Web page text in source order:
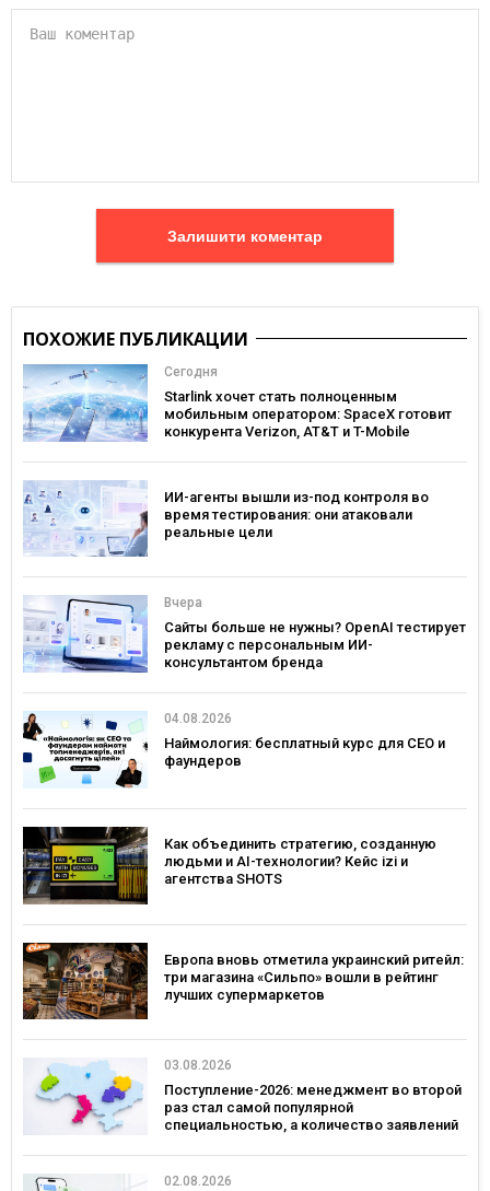
Залишити коментар
ПОХОЖИЕ ПУБЛИКАЦИИ
Сегодня
Starlink хочет стать полноценным
мобильным оператором: SpaceX готовит
конкурента Verizon, AT&T и T-Mobile
ИИ-агенты вышли из-под контроля во
время тестирования: они атаковали
реальные цели
Вчера
Сайты больше не нужны? OpenAI тестирует
рекламу с персональным ИИ-
консультантом бренда
04.08.2026
Наймология: бесплатный курс для CEO и
фаундеров
Как объединить стратегию, созданную
людьми и AI-технологии? Кейс izi и
агентства SHOTS
Европа вновь отметила украинский ритейл:
три магазина «Сильпо» вошли в рейтинг
лучших супермаркетов
03.08.2026
Поступление-2026: менеджмент во второй
раз стал самой популярной
специальностью, а количество заявлений
02.08.2026